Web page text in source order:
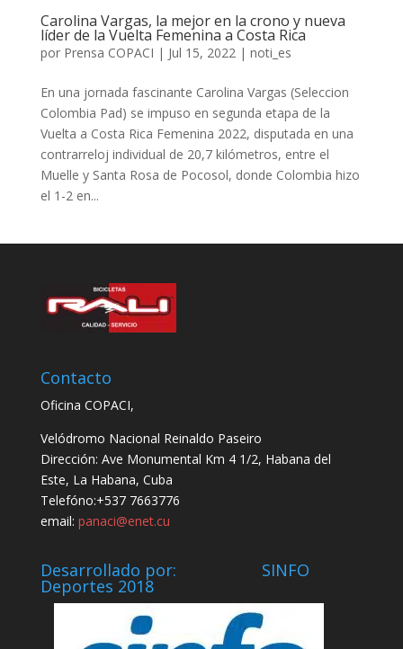
Carolina Vargas, la mejor en la crono y nueva
líder de la Vuelta Femenina a Costa Rica
por Prensa COPACI | Jul 15, 2022 | noti_es
En una jornada fascinante Carolina Vargas (Seleccion
Colombia Pad) se impuso en segunda etapa de la
Vuelta a Costa Rica Femenina 2022, disputada en una
contrarreloj individual de 20,7 kilómetros, entre el
Muelle y Santa Rosa de Pocosol, donde Colombia hizo
el 1-2 en...
Contacto
Oficina COPACI,
Velódromo Nacional Reinaldo Paseiro
Dirección: Ave Monumental Km 4 1/2, Habana del
Este, La Habana, Cuba
Telefóno:+537 7663776
email: panaci@enet.cu
Desarrollado por: SINFO
Deportes 2018